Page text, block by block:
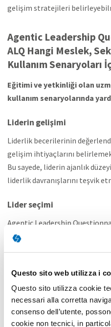
Questo sito web utilizza i
Questo sito utilizza cookie
necessari alla corretta
consenso dell’utente,
cookie non tecnici, in
gelişim stratejileri
Agentic Leadership
ALQ Hangi Meslek,
Kullanım Senaryoları
Eğitimi ve yetkinliği olan
kullanım senaryolarında
Liderin gelişimi
Liderlik becerilerinin
gelişim ihtiyaçlarını
Bu sayede, liderin ajanlık
liderlik davranışlarını teşvik
Lider seçimi
Agentic Leadership
sonuçları, lider adaylarının
belirlenmesine yardımcı olur.
Araştırma çalışmaları
Agentic Leadership